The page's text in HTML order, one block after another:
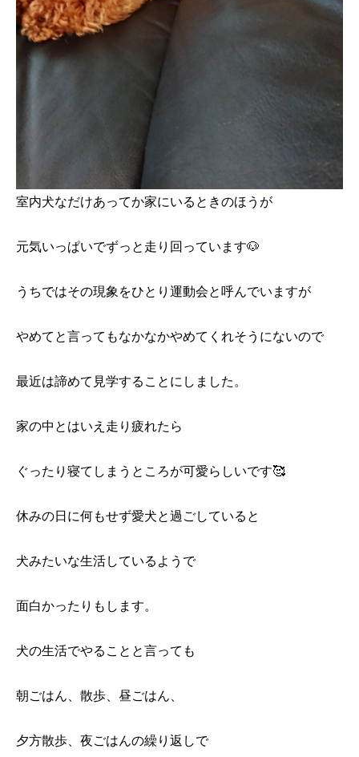
室内犬なだけあってか家にいるときのほうが
元気いっぱいでずっと走り回っています🐶
うちではその現象をひとり運動会と呼んでいますが
やめてと言ってもなかなかやめてくれそうにないので
最近は諦めて見学することにしました。
家の中とはいえ走り疲れたら
ぐったり寝てしまうところが可愛らしいです🥰
休みの日に何もせず愛犬と過ごしていると
犬みたいな生活しているようで
面白かったりもします。
犬の生活でやることと言っても
朝ごはん、散歩、昼ごはん、
夕方散歩、夜ごはんの繰り返しで